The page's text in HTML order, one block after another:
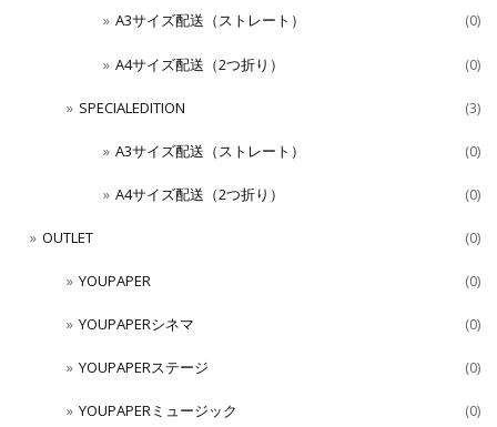
A3サイズ配送（ストレート） (0)
A4サイズ配送（2つ折り） (0)
SPECIALEDITION (3)
A3サイズ配送（ストレート） (0)
A4サイズ配送（2つ折り） (0)
OUTLET (0)
YOUPAPER (0)
YOUPAPERシネマ (0)
YOUPAPERステージ (0)
YOUPAPERミュージック (0)